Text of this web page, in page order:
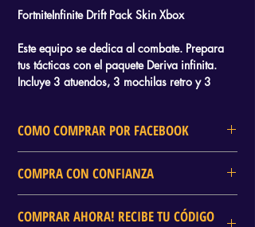
FortniteInfinite Drift Pack Skin Xbox
Este equipo se dedica al combate. Prepara
tus tácticas con el paquete Deriva infinita.
Incluye 3 atuendos, 3 mochilas retro y 3
COMO COMPRAR POR FACEBOOK
realizar tu compra mediante Facebook
toma captura a tu producto de interes,
Da clic en el boton Comprar por
COMPRA CON CONFIANZA
reconocidas en todo MEXICO por la
COMPRAR AHORA! RECIBE TU CÓDIGO